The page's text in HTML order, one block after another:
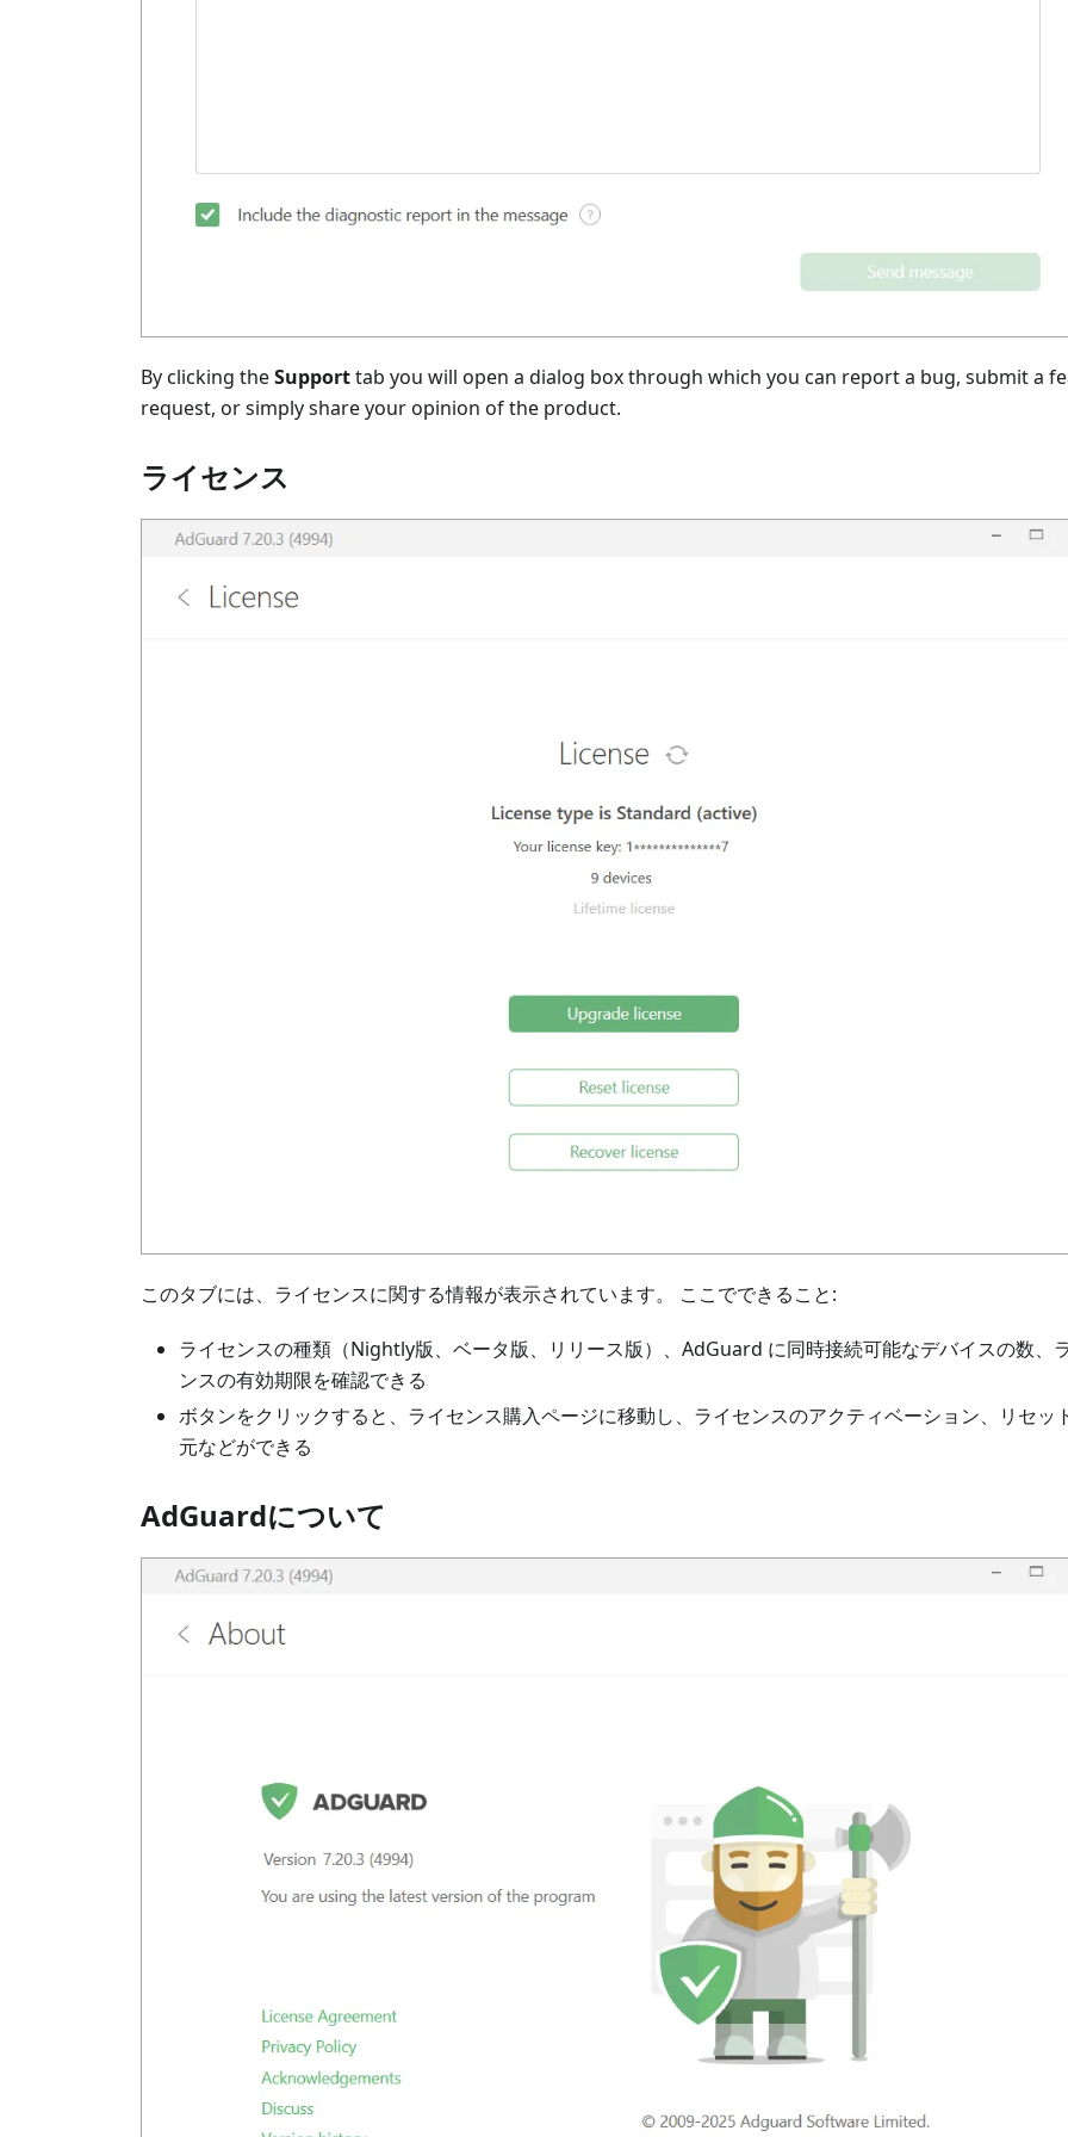
By clicking theSupporttab you will open a dialog box through which you can report a bug, submit a
request, or simply share your opinion of the product.
ライセンス
このタブには、ライセンスに関する情報が表示されています。 ここでできること:
ライセンスの種類（Nightly版、ベータ版、リリース版）、AdGuard に同時接続可能なデバイスの数、
ンスの有効期限を確認できる
ボタンをクリックすると、ライセンス購入ページに移動し、ライセンスのアクティベーション、リセッ
元などができる
AdGuardについて